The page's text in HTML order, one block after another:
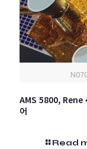
AMS 5800, Rene
어
Read